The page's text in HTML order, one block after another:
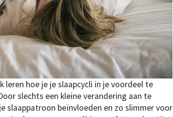
leren hoe je je slaapcycli in je voordeel te
slechts een kleine verandering aan te
slaappatroon beïnvloeden en zo slimmer voor